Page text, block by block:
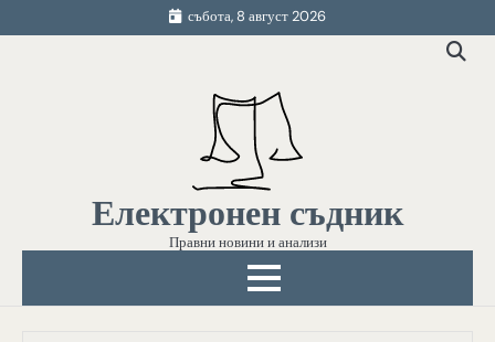
to
събота, 8 август 2026
Електронен съдник
Правни новини и анализи